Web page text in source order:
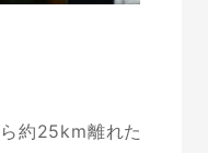
約25km離れた